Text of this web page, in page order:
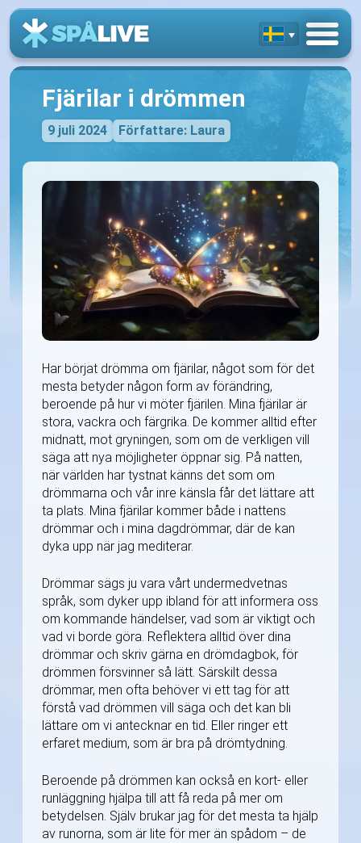
Fjärilar i drömmen
9 juli 2024 Författare: Laura
Har börjat drömma om fjärilar, något som för det
mesta betyder någon form av förändring,
beroende på hur vi möter fjärilen. Mina fjärilar är
stora, vackra och färgrika. De kommer alltid efter
midnatt, mot gryningen, som om de verkligen vill
säga att nya möjligheter öppnar sig. På natten,
när världen har tystnat känns det som om
drömmarna och vår inre känsla får det lättare att
ta plats. Mina fjärilar kommer både i nattens
drömmar och i mina dagdrömmar, där de kan
dyka upp när jag mediterar.
Drömmar sägs ju vara vårt undermedvetnas
språk, som dyker upp ibland för att informera oss
om kommande händelser, vad som är viktigt och
vad vi borde göra. Reflektera alltid över dina
drömmar och skriv gärna en drömdagbok, för
drömmen försvinner så lätt. Särskilt dessa
drömmar, men ofta behöver vi ett tag för att
förstå vad drömmen vill säga och det kan bli
lättare om vi antecknar en tid. Eller ringer ett
erfaret medium, som är bra på drömtydning.
Beroende på drömmen kan också en kort- eller
runläggning hjälpa till att få reda på mer om
betydelsen. Själv brukar jag för det mesta ta hjälp
av runorna, som är lite för mer än spådom – de